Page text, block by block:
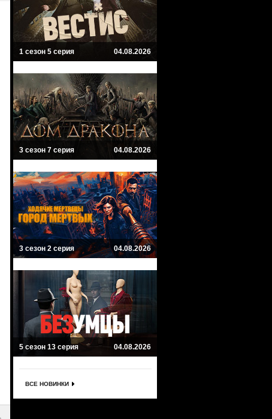
1 сезон 5 серия 04.08.2026
3 сезон 7 серия 04.08.2026
3 сезон 2 серия 04.08.2026
5 сезон 13 серия 04.08.2026
ВСЕ НОВИНКИ